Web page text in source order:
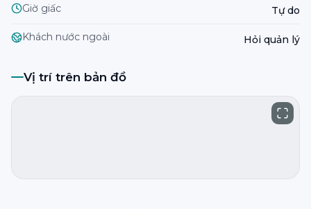
Giờ giấc Tự do
Khách nước ngoài Hỏi quản lý
Vị trí trên bản đồ